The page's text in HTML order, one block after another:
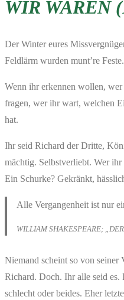
WIR WAREN (
Der Winter eures
Feldlärm wurden munt’re
Wenn ihr erkennen wollen,
fragen, wer ihr wart, welchen
hat.
Ihr seid Richard der Dritte,
mächtig. Selbstverliebt. Wer
Ein Schurke? Gekränkt,
Alle Vergangenheit ist nur
WILLIAM SHAKESPEARE;
Niemand scheint so von seiner
Richard. Doch. Ihr alle seid es.
schlecht oder beides. Eher